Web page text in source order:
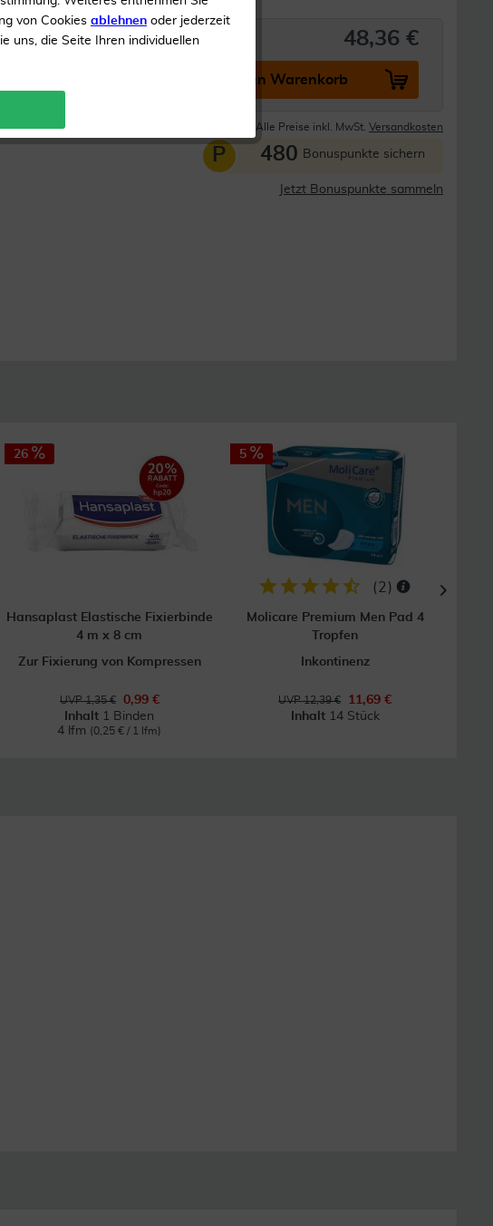
48,36 €
In den Warenkorb
Alle Preise inkl. MwSt. Versandkosten
P 480 Bonuspunkte sichern
Jetzt Bonuspunkte sammeln
26
Hansaplast Elastische Fixierbinde
4 m x 8 cm
Zur Fixierung von Kompressen
UVP 1,35 €
0,99 €
Inhalt 1 Binden
4 lfm (0,25 € / 1 lfm)
5
(2 )
Molicare Premium Men Pad 4
Tropfen
Inkontinenz
UVP 12,39 €
11,69 €
Inhalt 14 Stück
von Cookies ablehnen oder jederzeit
uns, die Seite Ihren individuellen